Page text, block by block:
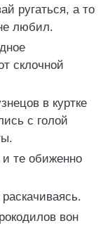
ругаться, а то
любил.
склочной
в куртке
с голой
те обиженно
вон